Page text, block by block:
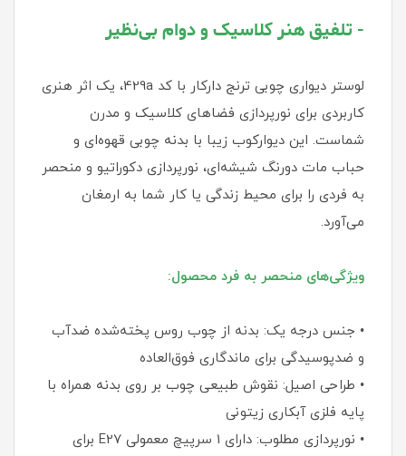
- تلفیق هنر کلاسیک و دوام بی‌نظیر
لوستر دیواری چوبی ترنج دارکار با کد 429a، یک اثر هنری
کاربردی برای نورپردازی فضاهای کلاسیک و مدرن
شماست. این دیوارکوب زیبا با بدنه چوبی قهوه‌ای و
حباب مات دورنگ شیشه‌ای، نورپردازی دکوراتیو و منحصر
به فردی را برای محیط زندگی یا کار شما به ارمغان
می‌آورد.
ویژگی‌های منحصر به فرد محصول:
• جنس درجه یک: بدنه از چوب روس پخته‌شده ضدآب
و ضدپوسیدگی برای ماندگاری فوق‌العاده
• طراحی اصیل: نقوش طبیعی چوب بر روی بدنه همراه با
پایه فلزی آبکاری زیتونی
• نورپردازی مطلوب: دارای 1 سرپیچ معمولی E27 برای